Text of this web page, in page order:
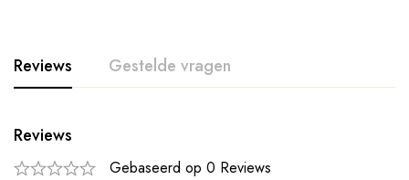
Reviews Gestelde vragen
Reviews
Gebaseerd op 0 Reviews